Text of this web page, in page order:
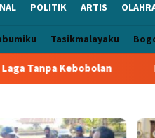
POLITIK ARTIS
Tasikmalayaku
Kebobolan